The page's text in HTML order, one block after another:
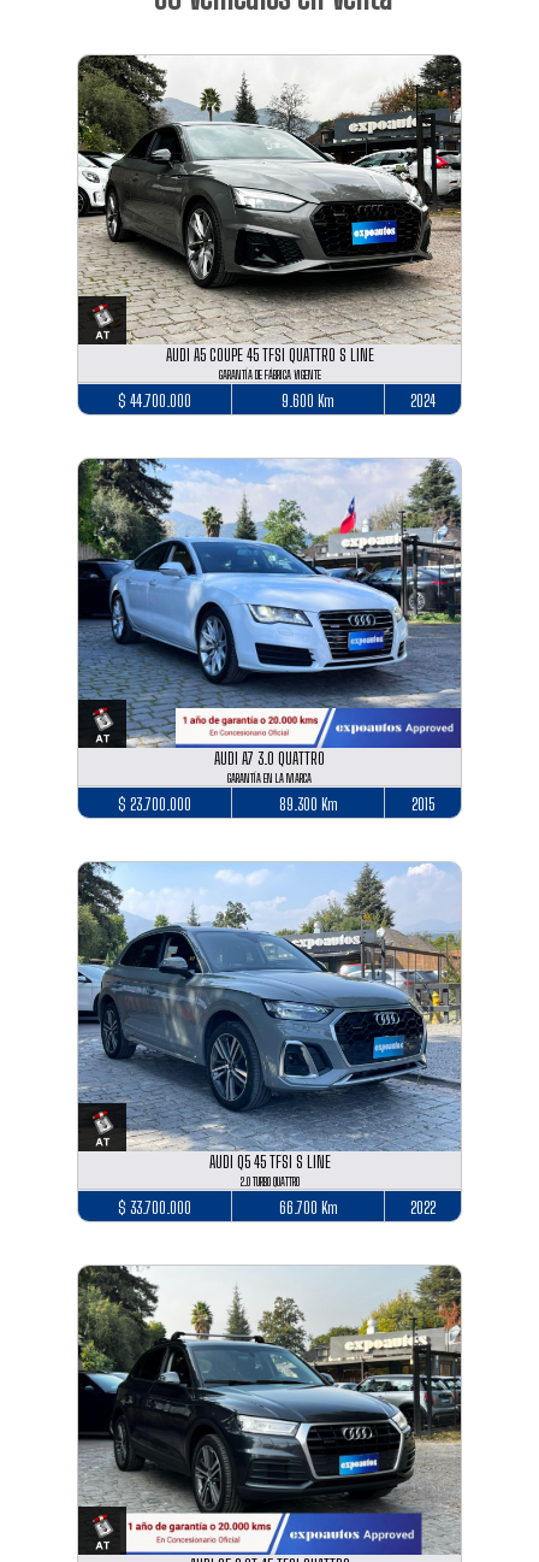
AUDI A5 COUPE 45 TFSI QUATTRO S LINE
GARANTÍA DE FÁBRICA VIGENTE
$ 44.700.000 9.600 Km 2024
AUDI A7 3.0 QUATTRO
GARANTÍA EN LA MARCA
$ 23.700.000 89.300 Km 2015
AUDI Q5 45 TFSI S LINE
2.0 TURBO QUATTRO
$ 33.700.000 66.700 Km 2022